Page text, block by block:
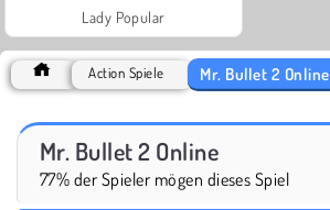
Lady Popular
Action Spiele Mr. Bullet 2 Online
Mr. Bullet 2 Online
77% der Spieler mögen dieses Spiel